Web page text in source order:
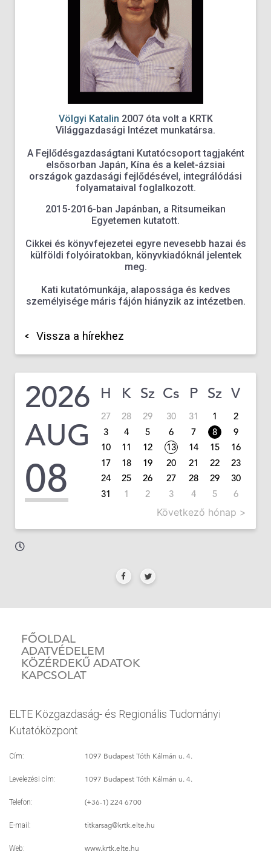
Völgyi Katalin 2007 óta volt a KRTK
Világgazdasági Intézet munkatársa.
A Fejlődésgazdaságtani Kutatócsoport tagjaként
elsősorban Japán, Kína és a kelet-ázsiai
országok gazdasági fejlődésével, integrálódási
folyamataival foglalkozott.
2015-2016-ban Japánban, a Ritsumeikan
Egyetemen kutatott.
Cikkei és könyvfejezetei egyre nevesebb hazai és
külföldi folyóiratokban, könyvkiadóknál jelentek
meg.
Kati kutatómunkája, alapossága és kedves
személyisége máris fájón hiányzik az intézetben.
Vissza a hírekhez
2026
AUG
08
H K Sz Cs P Sz V
27 28 29 30 31 1
2
3
4 5 6 7 8
9
10
11 12 13 14 15
16
17
18 19 20 21 22
23
24
25 26 27 28 29
30
31
1 2 3 4 5 6
Következő hónap >
FŐOLDAL
ADATVÉDELEM
KÖZÉRDEKŰ ADATOK
KAPCSOLAT
ELTE Közgazdaság- és Regionális Tudományi
Kutatóközpont
Cím: 1097 Budapest Tóth Kálmán u. 4.
Levelezési cím: 1097 Budapest Tóth Kálmán u. 4.
Telefon: (+36-1) 224 6700
E-mail: titkarsag@krtk.elte.hu
Web: www.krtk.elte.hu